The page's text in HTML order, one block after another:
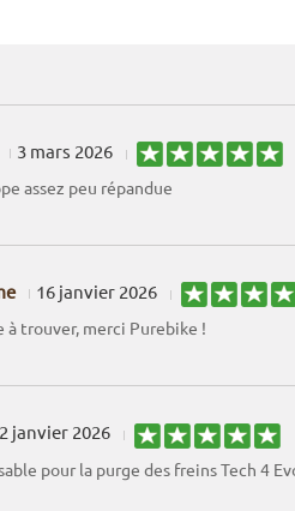
3 mars 2026
assez peu répandue
16 janvier 2026
à trouver, merci Purebike !
2 janvier 2026
pour la purge des freins Tech 4